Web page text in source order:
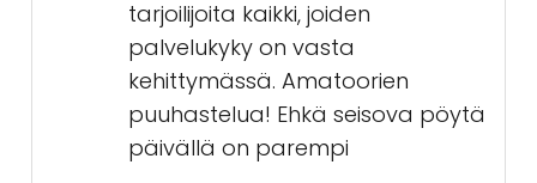
tarjoilijoita kaikki, joiden
palvelukyky on vasta
kehittymässä. Amatoorien
puuhastelua! Ehkä seisova pöytä
päivällä on parempi